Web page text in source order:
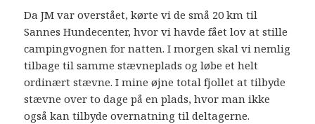
Da JM var overstået, kørte vi de små 20 km til
Sannes Hundecenter, hvor vi havde fået lov at stille
campingvognen for natten. I morgen skal vi nemlig
tilbage til samme stævneplads og løbe et helt
ordinært stævne. I mine øjne total fjollet at tilbyde
stævne over to dage på en plads, hvor man ikke
også kan tilbyde overnatning til deltagerne.